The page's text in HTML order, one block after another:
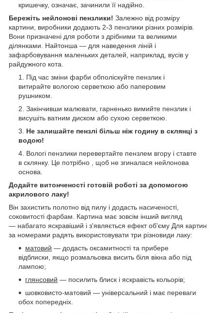
кришечку, означає, зачинили її надійно.
Бережіть нейлонові пензлики! Залежно від розміру
картини, виробники додають 2-3 пензлики різних розмірів.
Вони призначені для роботи з дрібними та великими
ділянками. Найтонша — для наведення ліній і
зафарбовування маленьких деталей, наприклад, вусів у
райдужного кота.
Під час зміни фарби обполіскуйте пензлик і
витирайте вологою серветкою або паперовим
рушником.
Закінчивши малювати, гарненько вимийте пензлик і
висушіть ватним диском або сухою серветкою.
Не залишайте пензлі більш ніж годину в склянці з
водою!
Вологі пензлики перевертайте пензлем вгору і ставте
в склянку. Це потрібно , щоб не згиналася нейлонова
основа.
Додайте витонченості готовій роботі за допомогою
акрилового лаку!
Він захистить полотно від пилу і додасть насиченості,
соковитості фарбам. Картина має зовсім інший вигляд
— набагато яскравіший і з'являється ефект об'єму Для картин
за номерами радять використовувати три різновиди лаку:
матовий — додасть оксамитності та прибере
відблиски, якщо розмальовка висить біля вікна або під
лампою;
глянсовий — посилить блиск і яскравість кольорів;
шовковисто-матовий — універсальний і має переваги
обох попередніх.